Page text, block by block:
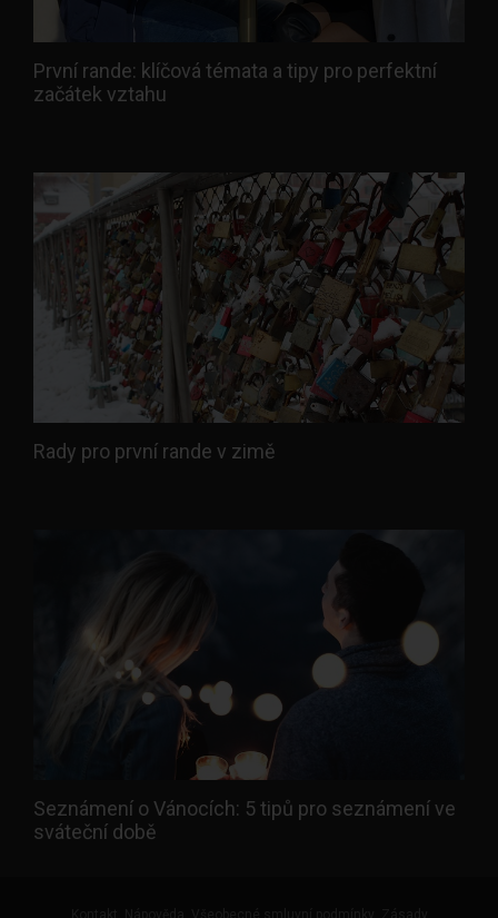
První rande: klíčová témata a tipy pro perfektní
začátek vztahu
Rady pro první rande v zimě
Seznámení o Vánocích: 5 tipů pro seznámení ve
sváteční době